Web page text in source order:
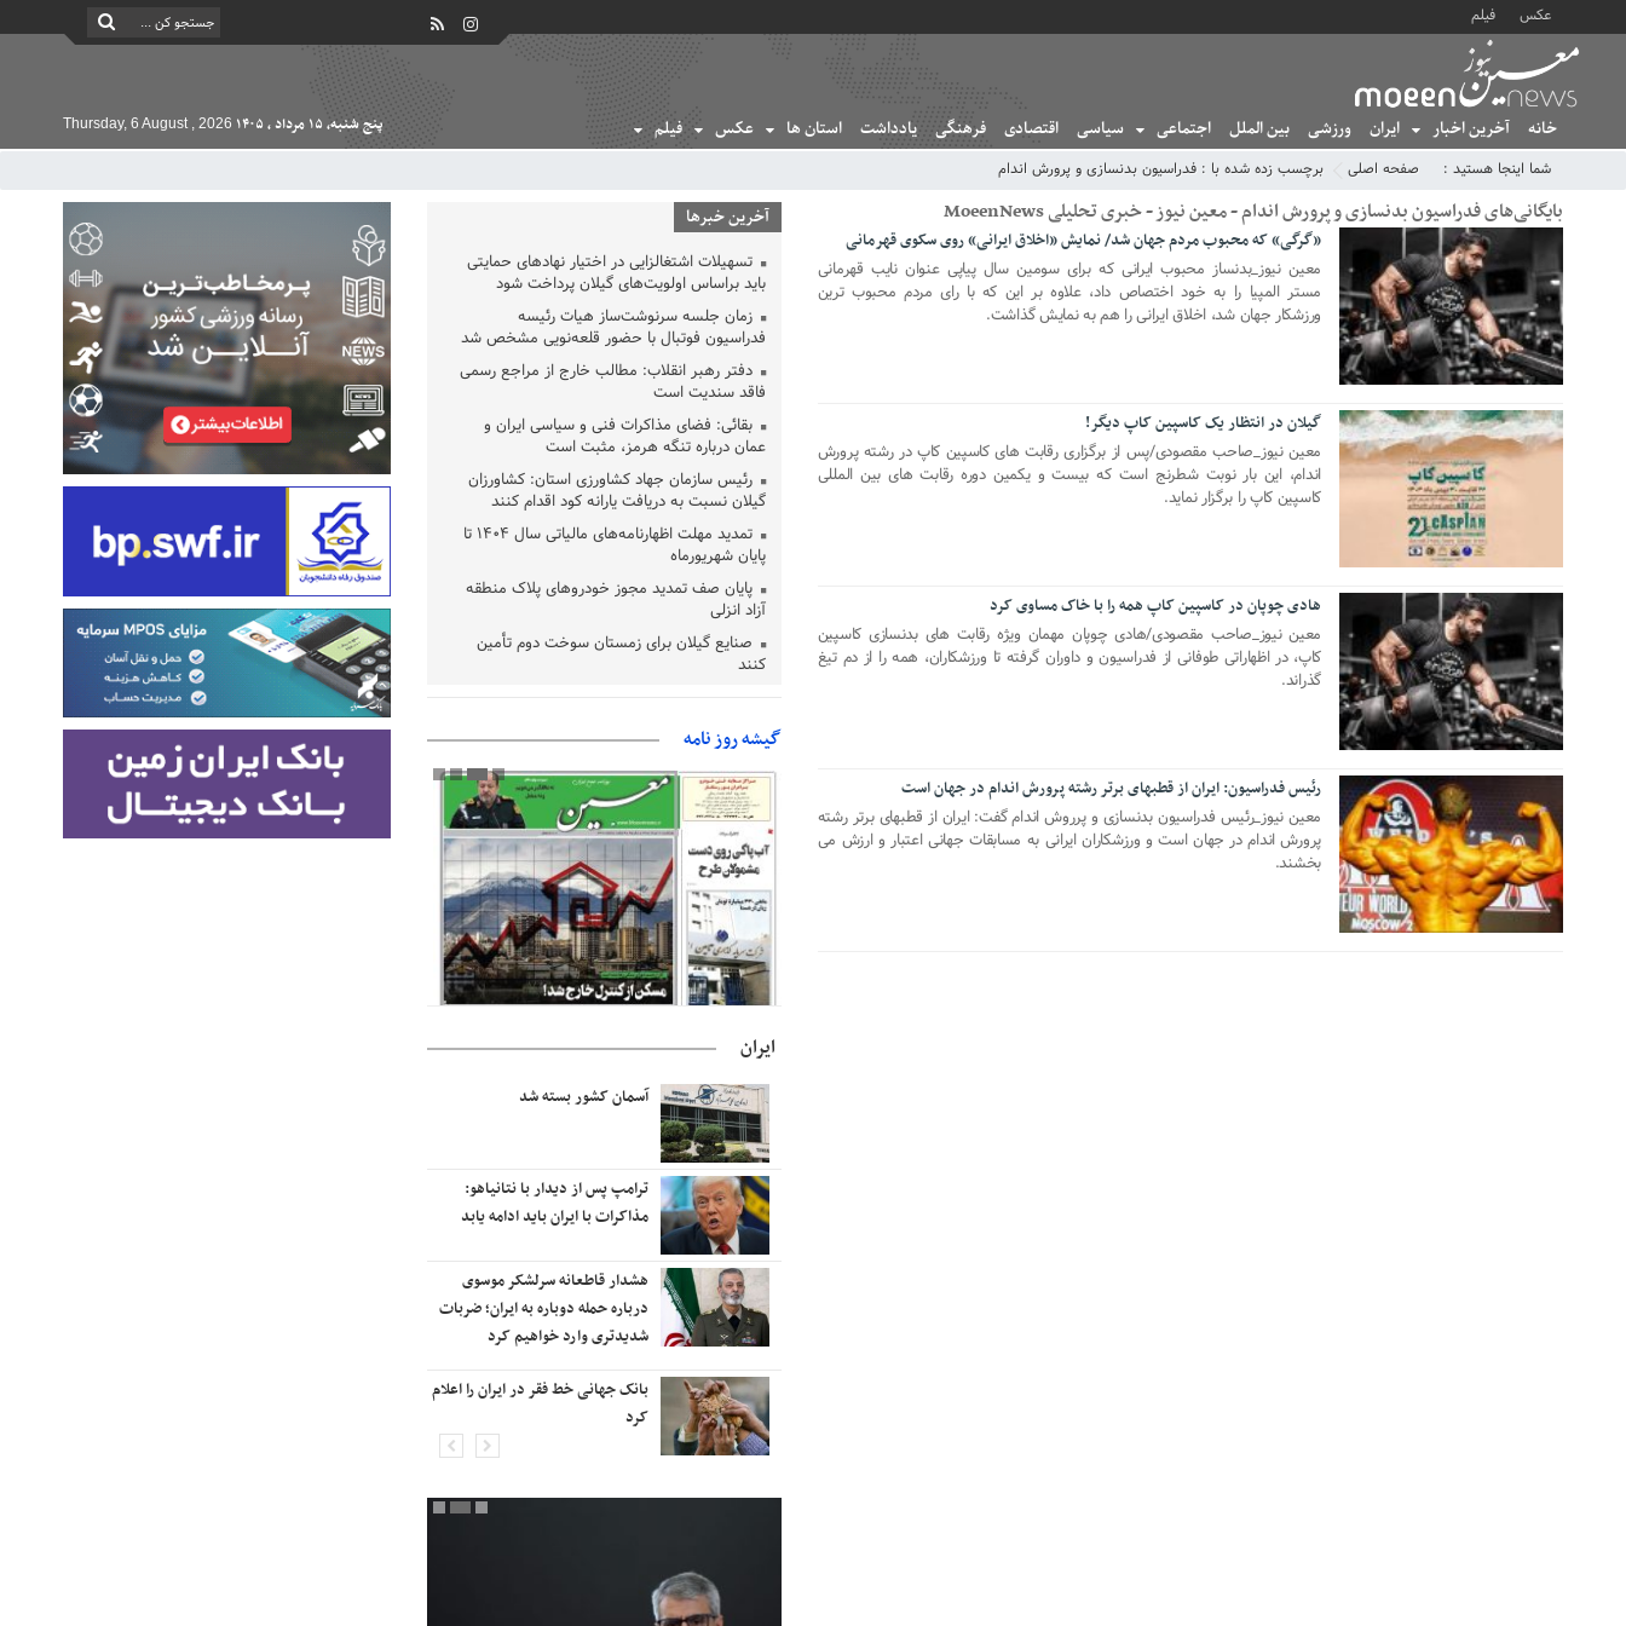
عکس فیلم
خانه آخرین اخبار ایران ورزشی بین الملل اجتماعی سیاسی اقتصادی فرهنگی یادداشت استان ها عکس فیلم پنج شنبه, ۱۵ مرداد , ۱۴۰۵ Thursday, 6 August , 2026
شما اینجا هستید : صفحه اصلی برچسب زده شده با : فدراسیون بدنسازی و پرورش اندام
بایگانی‌های فدراسیون بدنسازی و پرورش اندام - معین نیوز - خبری تحلیلی MoeenNews
«گرگی» که محبوب مردم جهان شد/ نمایش «اخلاق ایرانی» روی سکوی قهرمانی
معین نیوز_بدنساز محبوب ایرانی که برای سومین سال پیاپی عنوان نایب قهرمانی
مستر المپیا را به خود اختصاص داد، علاوه بر این که با رای مردم محبوب ترین
ورزشکار جهان شد، اخلاق ایرانی را هم به نمایش گذاشت.
26 ژانویه 2025
گیلان در انتظار یک کاسپین کاپ دیگر!
معین نیوز_صاحب مقصودی/پس از برگزاری رقابت های کاسپین کاپ در رشته پرورش
اندام، این بار نوبت شطرنج است که بیست و یکمین دوره رقابت های بین المللی
کاسپین کاپ را برگزار نماید.
هادی چوپان در کاسپین کاپ همه را با خاک مساوی کرد
معین نیوز_صاحب مقصودی/هادی چوپان مهمان ویژه رقابت های بدنسازی کاسپین
کاپ، در اظهاراتی طوفانی از فدراسیون و داوران گرفته تا ورزشکاران، همه را از دم تیغ
گذراند.
08 مارس 2021
رئیس فدراسیون: ایران از قطبهای برتر رشته پرورش اندام در جهان است
معین نیوز_رئیس فدراسیون بدنسازی و پرروش اندام گفت: ایران از قطبهای برتر رشته
پرورش اندام در جهان است و ورزشکاران ایرانی به مسابقات جهانی اعتبار و ارزش می
بخشند.
آخرین خبرها
تسهیلات اشتغالزایی در اختیار نهادهای حمایتی
باید براساس اولویت‌های گیلان پرداخت شود
زمان جلسه سرنوشت‌ساز هیات رئیسه
فدراسیون فوتبال با حضور قلعه‌نویی مشخص شد
دفتر رهبر انقلاب: مطالب خارج از مراجع رسمی
فاقد سندیت است
بقائی: فضای مذاکرات فنی و سیاسی ایران و
عمان درباره تنگه هرمز، مثبت است
رئیس سازمان جهاد کشاورزی استان: کشاورزان
گیلان نسبت به دریافت یارانه کود اقدام کنند
تمدید مهلت اظهارنامه‌های مالیاتی سال ۱۴۰۴ تا
پایان شهریورماه
پایان صف تمدید مجوز خودروهای پلاک منطقه
آزاد انزلی
صنایع گیلان برای زمستان سوخت دوم تأمین
کنند
بانک مرکزی: تعهدات ارزی منقضی شده رسیدگی
می شوند
نایب رئیس هیات مرکزی نظارت بر انتخابات
شوراها: انتخابات در پاییز برگزار می‌شود
خسرو سینایی، «فیلمسازی یک حرفه نیست،
یک نوع زندگیست»
ترقی: سیاست خارجی پس از جنگ نیازمند
بازنگری است
زیرمیزی در جامعه پزشکی کمتر از ۶ درصد
است/ارزیابی مردم از خدمات درمانی
دشواری‌های جنگ گذر کرد
گیشه روز نامه
ایران
آسمان کشور بسته شد
ترامپ پس از دیدار با نتانیاهو:
مذاکرات با ایران باید ادامه یابد
هشدار قاطعانه سرلشکر موسوی
درباره حمله دوباره به ایران؛ ضربات
شدیدتری وارد خواهیم کرد
بانک جهانی خط فقر در ایران را اعلام
کرد
 